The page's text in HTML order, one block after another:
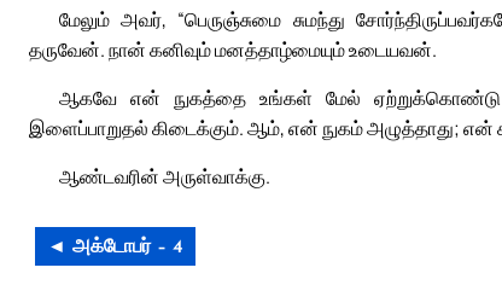
மேலும் அவர், “பெருஞ்சுமை சுமந்து
தருவேன். நான் கனிவும் மனத்தாழ்மையும் உடையவன்.
ஆகவே என் நுகத்தை உங்கள் மேல் ஏற்றுக்கொண்டு
இளைப்பாறுதல் கிடைக்கும். ஆம், என் நுகம் அழுத்தாது; என்
ஆண்டவரின் அருள்வாக்கு.
◄ அக்டோபர் – 4